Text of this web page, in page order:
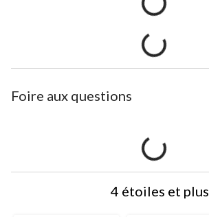
Foire aux questions
4 étoiles et plus